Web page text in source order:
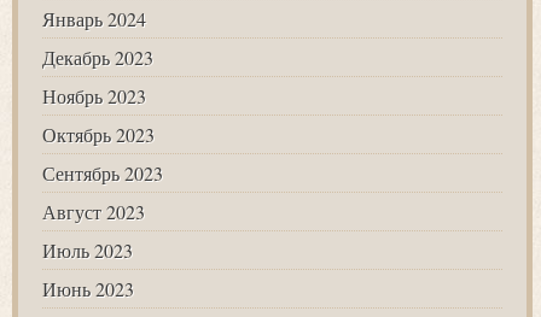
Январь 2024
Декабрь 2023
Ноябрь 2023
Октябрь 2023
Сентябрь 2023
Август 2023
Июль 2023
Июнь 2023